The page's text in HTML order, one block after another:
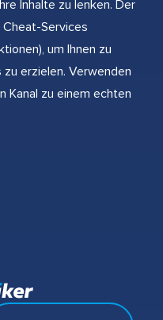
Inhalte zu lenken. Der
Services
um Ihnen zu
erzielen. Verwenden
Kanal zu einem echten